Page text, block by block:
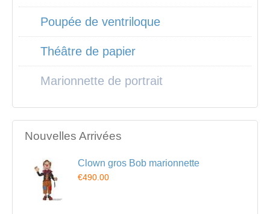
Poupée de ventriloque
Théâtre de papier
Marionnette de portrait
Nouvelles Arrivées
Clown gros Bob marionnette
€490.00